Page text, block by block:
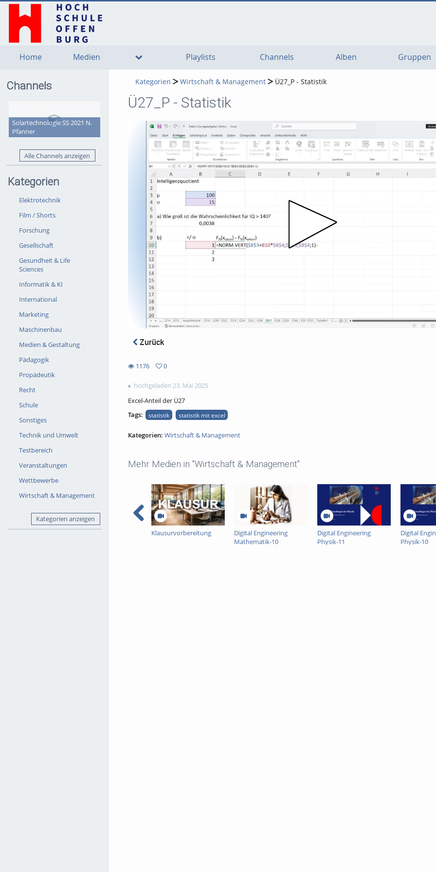
Home Medien Playlists Channels Alben Gruppen
Channels
Solartechnologie SS 2021 N.
Pfanner
Alle Channels anzeigen
Kategorien
Elektrotechnik
Film / Shorts
Forschung
Gesellschaft
Gesundheit & Life
Sciences
Informatik & KI
International
Marketing
Maschinenbau
Medien & Gestaltung
Pädagogik
Propädeutik
Recht
Schule
Sonstiges
Technik und Umwelt
Testbereich
Veranstaltungen
Wettbewerbe
Wirtschaft & Management
Kategorien anzeigen
Kategorien Wirtschaft & Management Ü27_P - Statistik
Ü27_P - Statistik
Zurück
1176
views
0
favorites
hochgeladen 23. Mai 2025
Excel-Anteil der Ü27
Tags:
statistik statistik mit excel
Kategorien: Wirtschaft & Management
Mehr Medien in "Wirtschaft & Management"
Klausurvorbereitung
Digital Engineering
Mathematik-10
Digital Engineering
Physik-11
Digital
Physik-10